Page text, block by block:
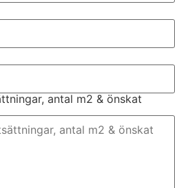
antal m2 & önskat